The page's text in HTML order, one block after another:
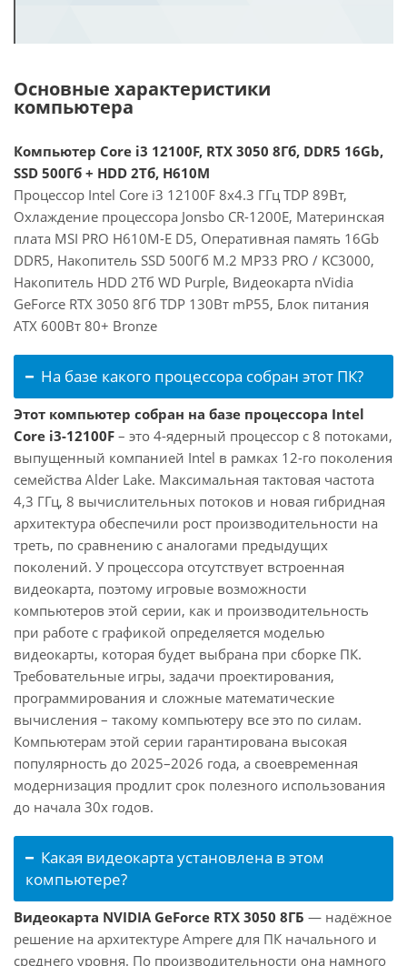
Основные характеристики
компьютера
Компьютер Core i3 12100F, RTX 3050 8Гб, DDR5 16Gb,
SSD 500Гб + HDD 2Тб, H610M
Процессор Intel Core i3 12100F 8x4.3 ГГц TDP 89Вт,
Охлаждение процессора Jonsbo CR-1200E, Материнская
плата MSI PRO H610M-E D5, Оперативная память 16Gb
DDR5, Накопитель SSD 500Гб M.2 MP33 PRO / KC3000,
Накопитель HDD 2Тб WD Purple, Видеокарта nVidia
GeForce RTX 3050 8Гб TDP 130Вт mP55, Блок питания
ATX 600Вт 80+ Bronze
На базе какого процессора собран этот ПК?
Этот компьютер собран на базе процессора Intel
Core i3-12100F – это 4-ядерный процессор с 8 потоками,
выпущенный компанией Intel в рамках 12-го поколения
семейства Alder Lake. Максимальная тактовая частота
4,3 ГГц, 8 вычислительных потоков и новая гибридная
архитектура обеспечили рост производительности на
треть, по сравнению с аналогами предыдущих
поколений. У процессора отсутствует встроенная
видеокарта, поэтому игровые возможности
компьютеров этой серии, как и производительность
при работе с графикой определяется моделью
видеокарты, которая будет выбрана при сборке ПК.
Требовательные игры, задачи проектирования,
программирования и сложные математические
вычисления – такому компьютеру все это по силам.
Компьютерам этой серии гарантирована высокая
популярность до 2025–2026 года, а своевременная
модернизация продлит срок полезного использования
до начала 30х годов.
Какая видеокарта установлена в этом
компьютере?
Видеокарта NVIDIA GeForce RTX 3050 8ГБ — надёжное
решение на архитектуре Ampere для ПК начального и
среднего уровня. По производительности она намного